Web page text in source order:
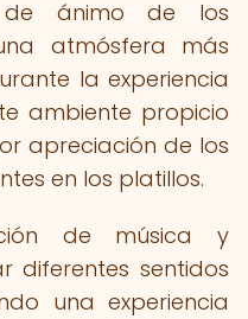
ánimo de los
atmósfera más
la experiencia
ambiente propicio
apreciación de los
en los platillos.
de música y
diferentes sentidos
una experiencia